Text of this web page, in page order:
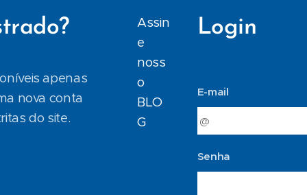
apenas
nova conta
do site.
Assin
e
noss
o
BLO
G
Login
E-mail
Senha